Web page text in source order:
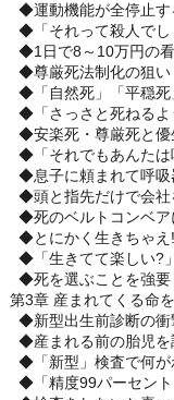
◆運動機能が全停止す
◆「それって殺人でし
◆1日で8～10万円の
◆尊厳死法制化の狙い
◆「自然死」「平穏死
◆「さっさと死ねるよ
◆安楽死・尊厳死と優
◆「それでもあんたは
◆息子に頼まれて呼吸
◆頭と指先だけで会社
◆死のベルトコンベア
◆とにかく生きちゃえ!
◆「生きてて楽しい?
◆死を選ぶことを強要
第3章 産まれてくる命
◆新型出生前診断の衝
◆産まれる前の胎児を
◆「新型」検査で何が
◆「精度99パーセン